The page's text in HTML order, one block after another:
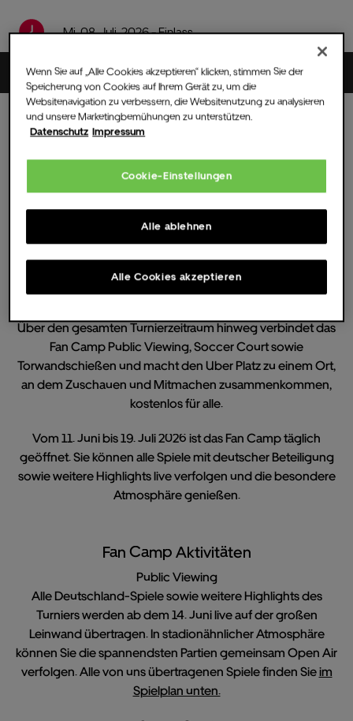
Mi.08.Juli.2026- Einlass
Uber Platz
Mi.08.Juli.2026
10:00 UHR
Uber Platz Fan Camp 2026
Mit dem Uber Platz Fan Camp entsteht eine Fanaktivität
rund um die WM, mitten in Berlin und unter freiem Himmel.
Über den gesamten Turnierzeitraum hinweg verbindet das
Fan Camp Public Viewing, Soccer Court sowie
Torwandschießen und macht den Uber Platz zu einem Ort,
an dem Zuschauen und Mitmachen zusammenkommen,
kostenlos für alle.
Vom 11. Juni bis 19. Juli 2026 ist das Fan Camp täglich
geöffnet. Sie können alle Spiele mit deutscher Beteiligung
sowie weitere Highlights live verfolgen und die besondere
Atmosphäre genießen.
Fan Camp Aktivitäten
Public Viewing
Alle Deutschland-Spiele sowie weitere Highlights des
Turniers werden ab dem 14. Juni live auf der großen
Leinwand übertragen. In stadionähnlicher Atmosphäre
können Sie die spannendsten Partien gemeinsam Open Air
verfolgen. Alle von uns übertragenen Spiele finden Sieim
Spielplan unten.
Wenn Sie auf „Alle Cookies akzeptieren“ klicken, stimmen Sie der
Speicherung von Cookies auf Ihrem Gerät zu, um die
Websitenavigation zu verbessern, die Websitenutzung zu analysieren
und unsere Marketingbemühungen zu unterstützen.
Datenschutz Impressum
Cookie-Einstellungen
Alle ablehnen
Alle Cookies akzeptieren